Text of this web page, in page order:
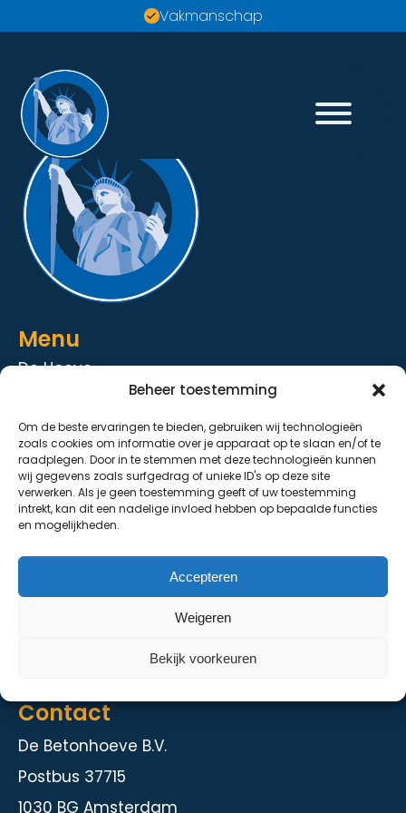
Beheer toestemming
Om de beste ervaringen te bieden, gebruiken wij technologieën
zoals cookies om informatie over je apparaat op te slaan en/of te
raadplegen. Door in te stemmen met deze technologieën kunnen
wij gegevens zoals surfgedrag of unieke ID's op deze site
verwerken. Als je geen toestemming geeft of uw toestemming
intrekt, kan dit een nadelige invloed hebben op bepaalde functies
en mogelijkheden.
Accepteren
Weigeren
Bekijk voorkeuren
Vakmanschap
Menu
De Hoeve
De Strandhoeve
De Grondhoeve
Over ons
Contact
Diensten
Kelder en staalbouw
Herstelmethodieken
Contact
De Betonhoeve B.V.
Postbus 37715
1030 BG Amsterdam